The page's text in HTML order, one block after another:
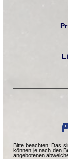
Bitte beachten: Das
können je nach den
angebotenen